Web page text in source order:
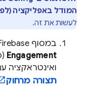
המודל באפליקציה
לעשות את זה.
במסוף
Engagement
ואינטראקציה
תצורה מרחוק